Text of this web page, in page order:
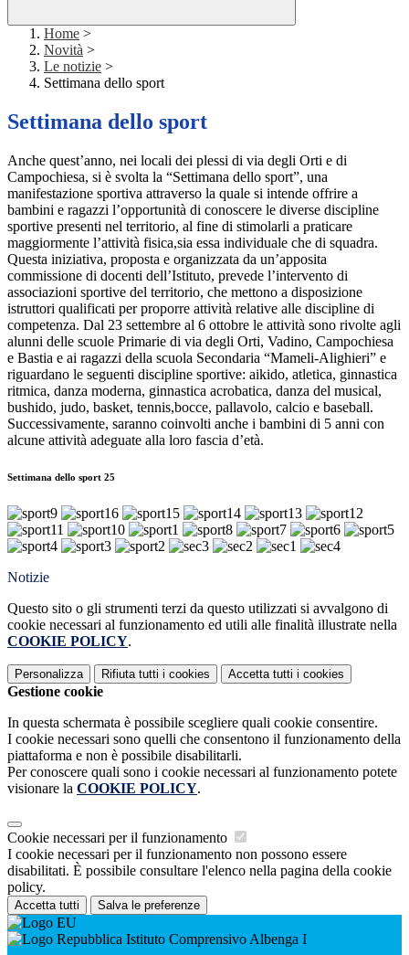
Home >
Novità >
Le notizie >
Settimana dello sport
Settimana dello sport
Anche quest’anno, nei locali dei plessi di via degli Orti e di
Campochiesa, si è svolta la “Settimana dello sport”, una
manifestazione sportiva attraverso la quale si intende offrire a
bambini e ragazzi l’opportunità di conoscere le diverse discipline
sportive presenti nel territorio, al fine di stimolarli a praticare
maggiormente l’attività fisica,sia essa individuale che di squadra.
Questa iniziativa, proposta e organizzata da un’apposita
commissione di docenti dell’Istituto, prevede l’intervento di
associazioni sportive del territorio, che mettono a disposizione
istruttori qualificati per proporre attività relative alle discipline di
competenza. Dal 23 settembre al 6 ottobre le attività sono rivolte agli
alunni delle scuole Primarie di via degli Orti, Vadino, Campochiesa
e Bastia e ai ragazzi della scuola Secondaria “Mameli-Alighieri” e
riguardano le seguenti discipline sportive: aikido, atletica, ginnastica
ritmica, danza moderna, ginnastica acrobatica, danza del musical,
bushido, judo, basket, tennis,bocce, pallavolo, calcio e baseball.
Successivamente, saranno coinvolti anche i bambini di 5 anni con
alcune attività adeguate alla loro fascia d’età.
Settimana dello sport 25
Notizie
Questo sito o gli strumenti terzi da questo utilizzati si avvalgono di
cookie necessari al funzionamento ed utili alle finalità illustrate nella
COOKIE POLICY.
Personalizza Rifiuta tutti i cookies Accetta tutti i cookies
Gestione cookie
In questa schermata è possibile scegliere quali cookie consentire.
I cookie necessari sono quelli che consentono il funzionamento della
piattaforma e non è possibile disabilitarli.
Per conoscere quali sono i cookie necessari al funzionamento potete
visionare la COOKIE POLICY.
Cookie necessari per il funzionamento
I cookie necessari per il funzionamento non possono essere
disabilitati. È possibile consultare l'elenco nella pagina della cookie
policy.
Accetta tutti Salva le preferenze
Istituto Comprensivo Albenga I